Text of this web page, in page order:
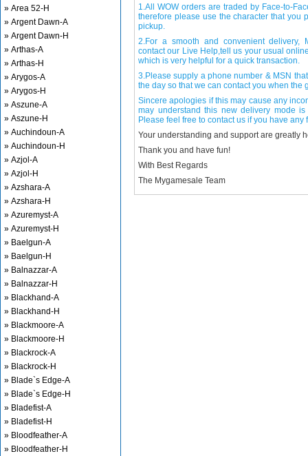
» Area 52-H
» Argent Dawn-A
» Argent Dawn-H
» Arthas-A
» Arthas-H
» Arygos-A
» Arygos-H
» Aszune-A
» Aszune-H
» Auchindoun-A
» Auchindoun-H
» Azjol-A
» Azjol-H
» Azshara-A
» Azshara-H
» Azuremyst-A
» Azuremyst-H
» Baelgun-A
» Baelgun-H
» Balnazzar-A
» Balnazzar-H
» Blackhand-A
» Blackhand-H
» Blackmoore-A
» Blackmoore-H
» Blackrock-A
» Blackrock-H
» Blade`s Edge-A
» Blade`s Edge-H
» Bladefist-A
» Bladefist-H
» Bloodfeather-A
» Bloodfeather-H
1.All WOW orders are traded by Face-to-
therefore please use the character that you
pickup.
2.For a smooth and convenient delivery,
contact our Live Help,tell us your usual
which is very helpful for a quick transaction.
3.Please supply a phone number & MSN
the day so that we can contact you when the
Sincere apologies if this may cause any
may understand this new delivery mode
Please feel free to contact us if you have any
Your understanding and support are greatly
Thank you and have fun!
With Best Regards
The Mygamesale Team